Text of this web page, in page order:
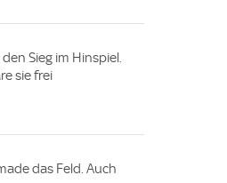
Sieg im Hinspiel.
sie frei
das Feld. Auch